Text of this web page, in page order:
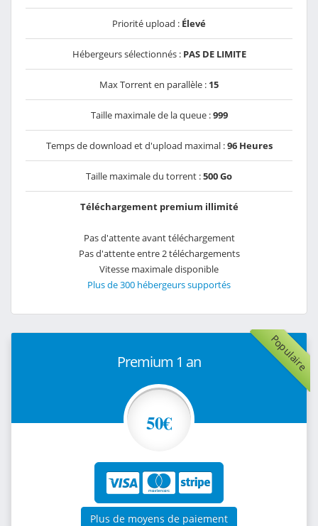
Priorité upload : Élevé
Hébergeurs sélectionnés : PAS DE LIMITE
Max Torrent en parallèle : 15
Taille maximale de la queue :999
Temps de download et d'upload maximal :96 Heures
Taille maximale du torrent :500 Go
Téléchargement premium illimité
Pas d'attente avant téléchargement
Pas d'attente entre 2 téléchargements
Vitesse maximale disponible
Plus de 300 hébergeurs supportés
Populaire
Premium 1 an
50€
Plus de moyens de paiement